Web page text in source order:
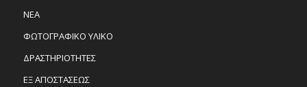
ΝΕΑ
ΦΩΤΟΓΡΑΦΙΚΟ ΥΛΙΚΟ
ΔΡΑΣΤΗΡΙΟΤΗΤΕΣ
ΕΞ ΑΠΟΣΤΑΣΕΩΣ